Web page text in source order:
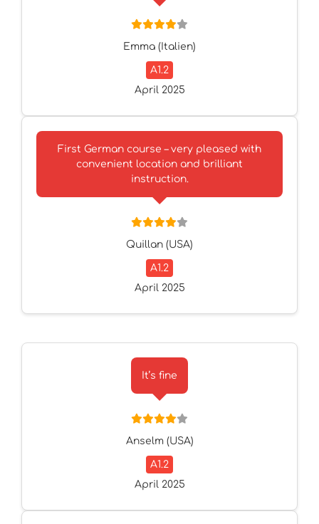
Emma (Italien)
A1.2
April 2025
First German course – very pleased with
convenient location and brilliant
instruction.
Quillan (USA)
A1.2
April 2025
It’s fine
Anselm (USA)
A1.2
April 2025